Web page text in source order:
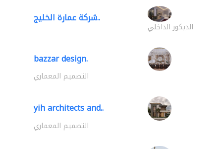
شركة عمارة الخليج..
الديكور الداخلي
bazzar design.
التصميم المعماري
yih architects and..
التصميم المعماري